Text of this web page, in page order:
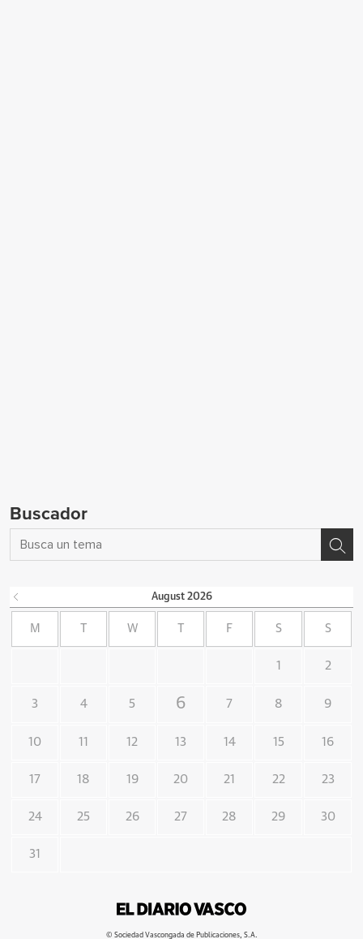
Buscador
August 2026
M W F S S
1 2
3 4 5 6 7 8 9
10 11 12 13 14 15 16
17 18 19 20 21 22 23
24 25 26 27 28 29 30
31
© Sociedad Vascongada de Publicaciones, S.A.